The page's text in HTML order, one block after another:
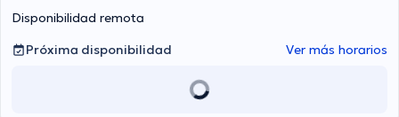
Disponibilidad remota
Próxima disponibilidad
Ver más horarios